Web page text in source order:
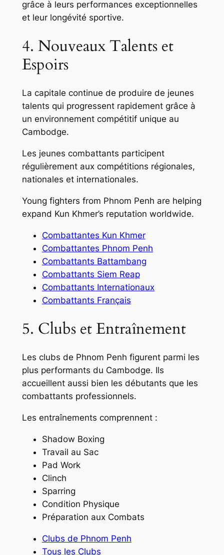
grâce à leurs performances exceptionnelles
et leur longévité sportive.
4. Nouveaux Talents et
Espoirs
La capitale continue de produire de jeunes
talents qui progressent rapidement grâce à
un environnement compétitif unique au
Cambodge.
Les jeunes combattants participent
régulièrement aux compétitions régionales,
nationales et internationales.
Young fighters from Phnom Penh are helping
expand Kun Khmer’s reputation worldwide.
Combattantes Kun Khmer
Combattantes Phnom Penh
Combattants Battambang
Combattants Siem Reap
Combattants Internationaux
Combattants Français
5. Clubs et Entraînement
Les clubs de Phnom Penh figurent parmi les
plus performants du Cambodge. Ils
accueillent aussi bien les débutants que les
combattants professionnels.
Les entraînements comprennent :
Shadow Boxing
Travail au Sac
Pad Work
Clinch
Sparring
Condition Physique
Préparation aux Combats
Clubs de Phnom Penh
Tous les Clubs